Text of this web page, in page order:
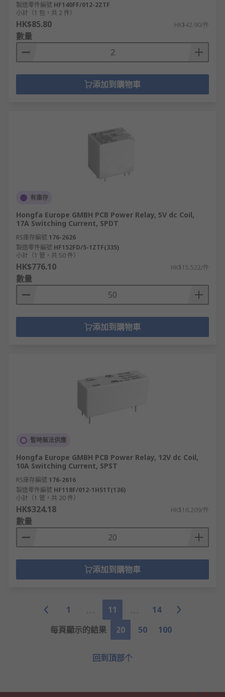
製造零件編號 HF140FF/012-2ZTF
小計（1 包，共 2 件）
HK$85.80 HK$42.90/件
數量
添加到購物車
有庫存
Hongfa Europe GMBH PCB Power Relay, 5V dc Coil,
17A Switching Current, SPDT
RS庫存編號 176-2626
製造零件編號 HF152FD/5-1ZTF(335)
小計（1 管，共 50 件）
HK$776.10 HK$15.522/件
數量
添加到購物車
暫時無法供應
Hongfa Europe GMBH PCB Power Relay, 12V dc Coil,
10A Switching Current, SPST
RS庫存編號 176-2616
製造零件編號 HF118F/012-1HS1T(136)
小計（1 管，共 20 件）
HK$324.18 HK$16.209/件
數量
添加到購物車
1 11
14
每頁顯示的結果
20 50 100
回到頂部